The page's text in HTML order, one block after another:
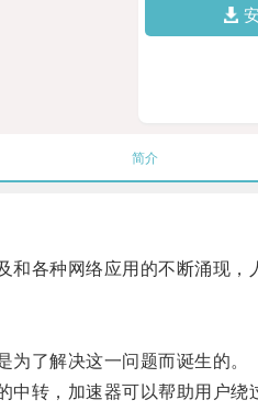
简介
各种网络应用的不断涌现，
了解决这一问题而诞生的。
转，加速器可以帮助用户绕